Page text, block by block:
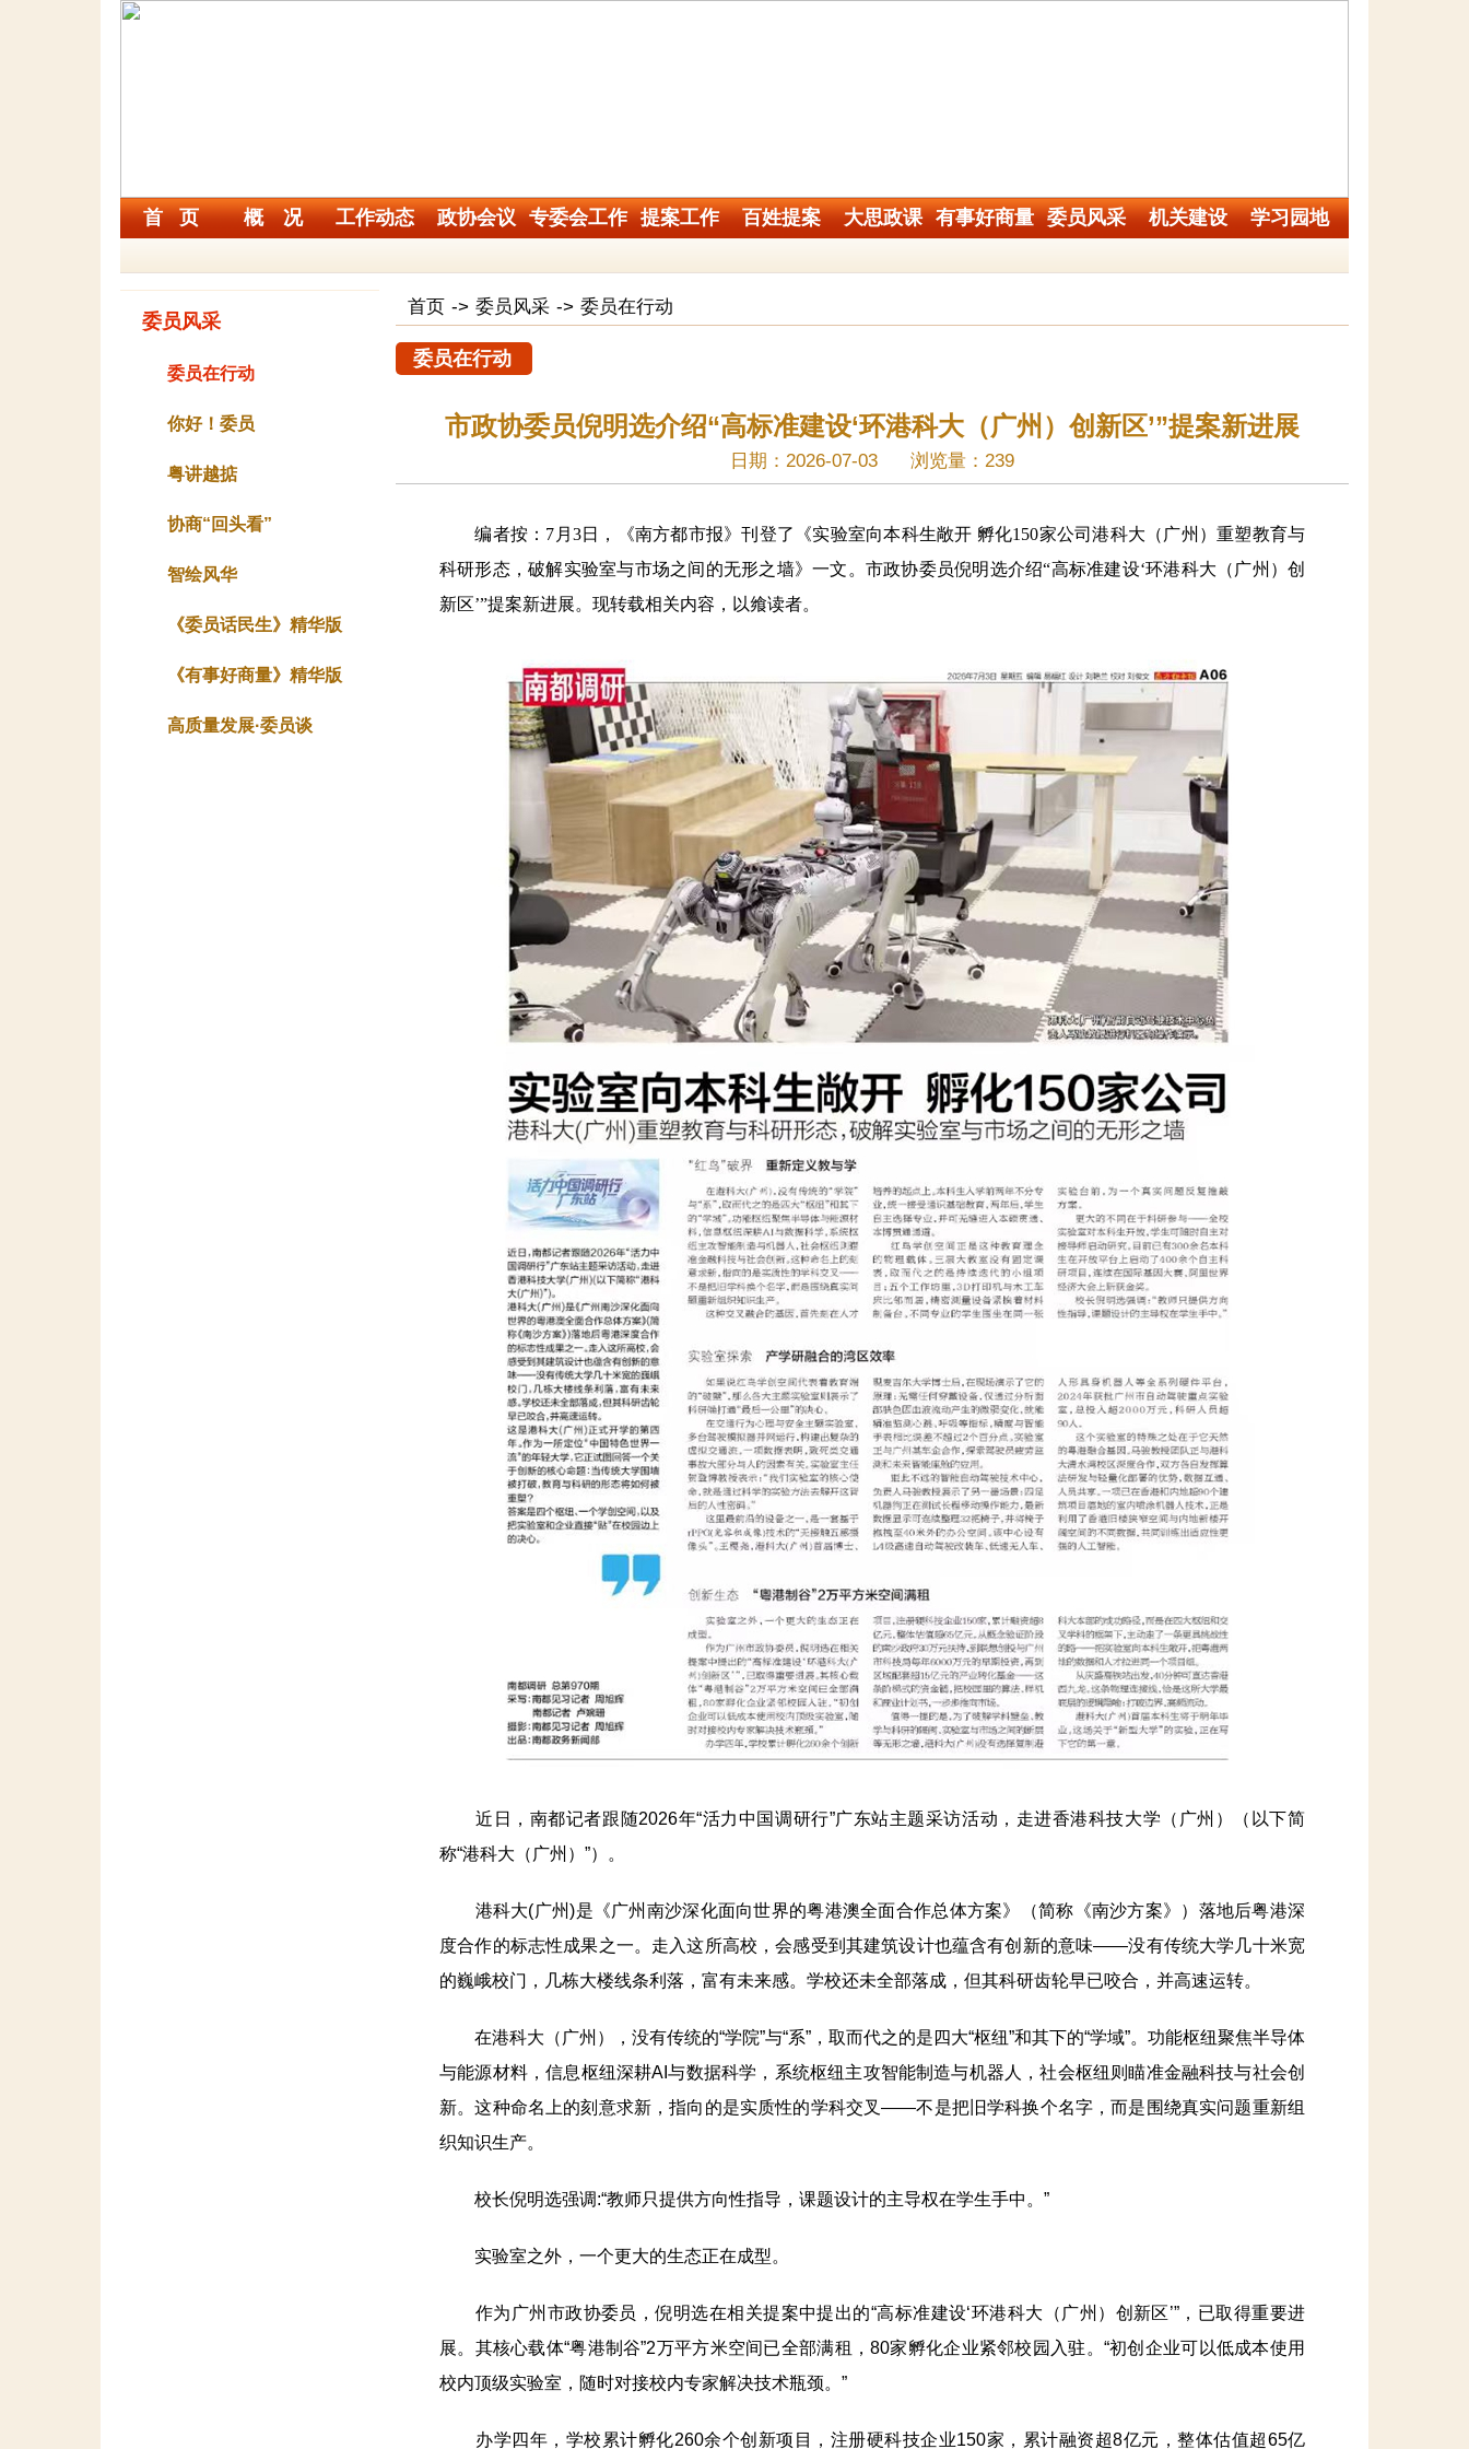
首 页 概 况 工作动态 政协会议 专委会工作 提案工作 百姓提案 大思政课 有事好商量 委员风采 机关建设 学习园地
委员风采
委员在行动
你好！委员
粤讲越掂
协商“回头看”
智绘风华
《委员话民生》精华版
《有事好商量》精华版
高质量发展·委员谈
首页 -> 委员风采 -> 委员在行动
委员在行动
市政协委员倪明选介绍“高标准建设‘环港科大（广州）创新区’”提案新进展
日期：2026-07-03 浏览量：239
编者按：7月3日，《南方都市报》刊登了《实验室向本科生敞开 孵化150家公司港科大（广州）重塑教育与
科研形态，破解实验室与市场之间的无形之墙》一文。市政协委员倪明选介绍“高标准建设‘环港科大（广州）创
新区’”提案新进展。现转载相关内容，以飨读者。
近日，南都记者跟随2026年“活力中国调研行”广东站主题采访活动，走进香港科技大学（广州）（以下简
称“港科大（广州）”）。
港科大(广州)是《广州南沙深化面向世界的粤港澳全面合作总体方案》（简称《南沙方案》）落地后粤港深
度合作的标志性成果之一。走入这所高校，会感受到其建筑设计也蕴含有创新的意味——没有传统大学几十米宽
的巍峨校门，几栋大楼线条利落，富有未来感。学校还未全部落成，但其科研齿轮早已咬合，并高速运转。
在港科大（广州），没有传统的“学院”与“系”，取而代之的是四大“枢纽”和其下的“学域”。功能枢纽聚焦半导体
与能源材料，信息枢纽深耕AI与数据科学，系统枢纽主攻智能制造与机器人，社会枢纽则瞄准金融科技与社会创
新。这种命名上的刻意求新，指向的是实质性的学科交叉——不是把旧学科换个名字，而是围绕真实问题重新组
织知识生产。
校长倪明选强调:“教师只提供方向性指导，课题设计的主导权在学生手中。”
实验室之外，一个更大的生态正在成型。
作为广州市政协委员，倪明选在相关提案中提出的“高标准建设‘环港科大（广州）创新区’”，已取得重要进
展。其核心载体“粤港制谷”2万平方米空间已全部满租，80家孵化企业紧邻校园入驻。“初创企业可以低成本使用
校内顶级实验室，随时对接校内专家解决技术瓶颈。”
办学四年，学校累计孵化260余个创新项目，注册硬科技企业150家，累计融资超8亿元，整体估值超65亿